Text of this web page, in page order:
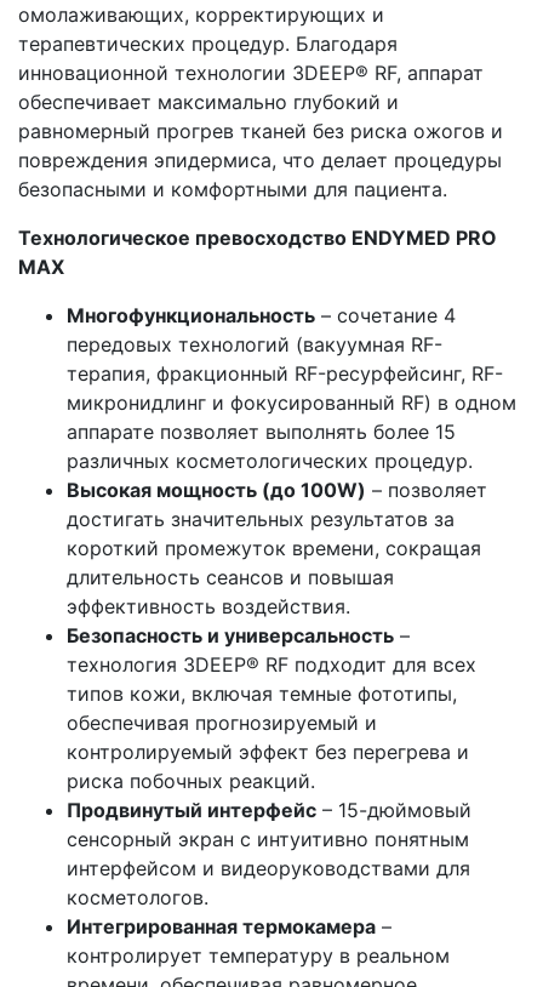
омолаживающих, корректирующих и
терапевтических процедур. Благодаря
инновационной технологии 3DEEP® RF, аппарат
обеспечивает максимально глубокий и
равномерный прогрев тканей без риска ожогов и
повреждения эпидермиса, что делает процедуры
безопасными и комфортными для пациента.
Технологическое превосходство ENDYMED PRO
MAX
Многофункциональность – сочетание 4
передовых технологий (вакуумная RF-
терапия, фракционный RF-ресурфейсинг, RF-
микронидлинг и фокусированный RF) в одном
аппарате позволяет выполнять более 15
различных косметологических процедур.
Высокая мощность (до 100W) – позволяет
достигать значительных результатов за
короткий промежуток времени, сокращая
длительность сеансов и повышая
эффективность воздействия.
Безопасность и универсальность –
технология 3DEEP® RF подходит для всех
типов кожи, включая темные фототипы,
обеспечивая прогнозируемый и
контролируемый эффект без перегрева и
риска побочных реакций.
Продвинутый интерфейс – 15-дюймовый
сенсорный экран с интуитивно понятным
интерфейсом и видеоруководствами для
косметологов.
Интегрированная термокамера –
контролирует температуру в реальном